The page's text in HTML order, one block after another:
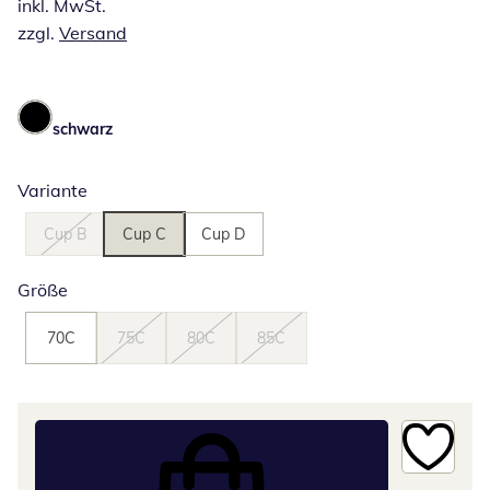
inkl. MwSt.
zzgl. Versand
schwarz
Variante
Cup B Cup C Cup D
Größe
70C 75C 80C 85C